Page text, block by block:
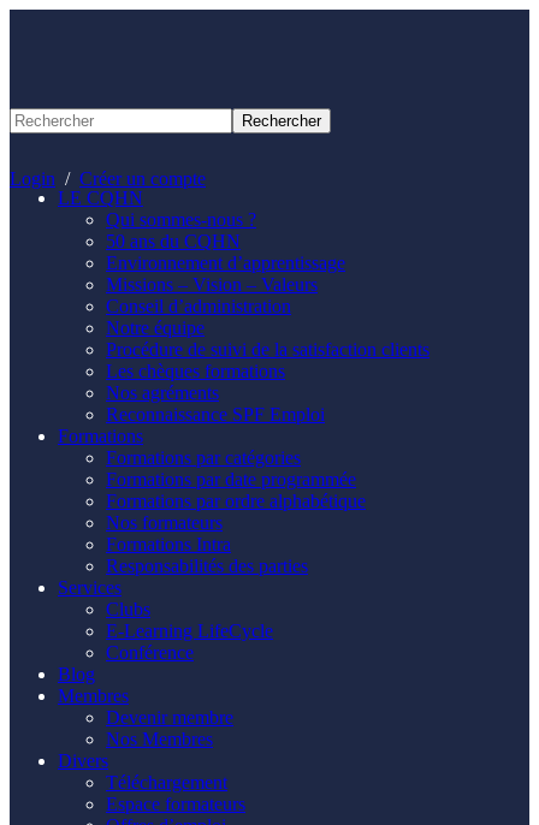
Login / Créer un compte
LE CQHN
Qui sommes-nous ?
50 ans du CQHN
Environnement d’apprentissage
Missions – Vision – Valeurs
Conseil d’administration
Notre équipe
Procédure de suivi de la satisfaction clients
Les chèques formations
Nos agréments
Reconnaissance SPF Emploi
Formations
Formations par catégories
Formations par date programmée
Formations par ordre alphabétique
Nos formateurs
Formations Intra
Responsabilités des parties
Services
Clubs
E-Learning LifeCycle
Conférence
Blog
Membres
Devenir membre
Nos Membres
Divers
Téléchargement
Espace formateurs
Panneau de gestion des cookies